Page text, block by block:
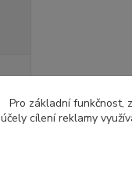
Pro základní funkčnost,
účely cílení reklamy